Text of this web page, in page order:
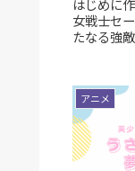
はじめに
女戦士セ
たなる強
です。変
ネフライ
近くに突
アニメ